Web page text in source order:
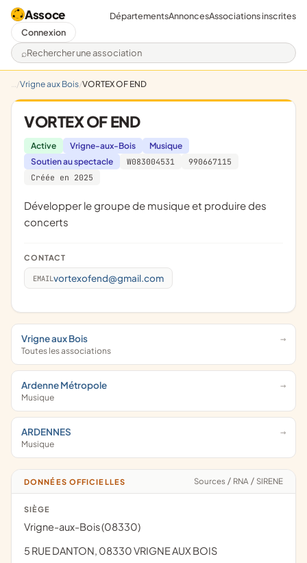
Assoce
Rechercher une association
DépartementsAnnoncesAssociations inscrites
Connexion
Vrigne aux Bois VORTEX OF END
VORTEX OF END
Active Vrigne-aux-Bois
Musique
Soutien au spectacle
W083004531
990667115
Créée en 2025
développer le groupe de musique et produire des
concerts
CONTACT
EMAIL vortexofend@gmail.com
Vrigne aux Bois
Toutes les associations
Ardenne Métropole
Musique
ARDENNES
Musique
DONNÉES OFFICIELLES Sources / RNA / SIRENE
SIÈGE
Vrigne-aux-Bois (08330)
5 RUE DANTON, 08330 VRIGNE AUX BOIS